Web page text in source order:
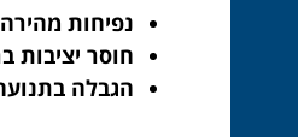
נפיחות
חוסר יציבות
הגבלה